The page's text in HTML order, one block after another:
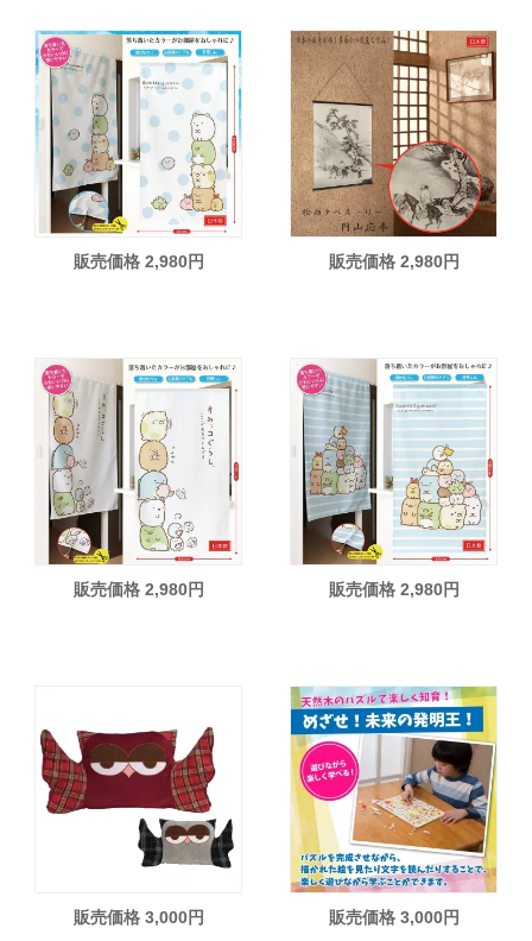
販売価格 2,980円 販売価格 2,980円
販売価格 2,980円 販売価格 2,980円
販売価格 3,000円 販売価格 3,000円